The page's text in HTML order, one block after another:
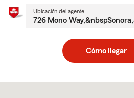
Ubicación del agente
Cómo llegar
to